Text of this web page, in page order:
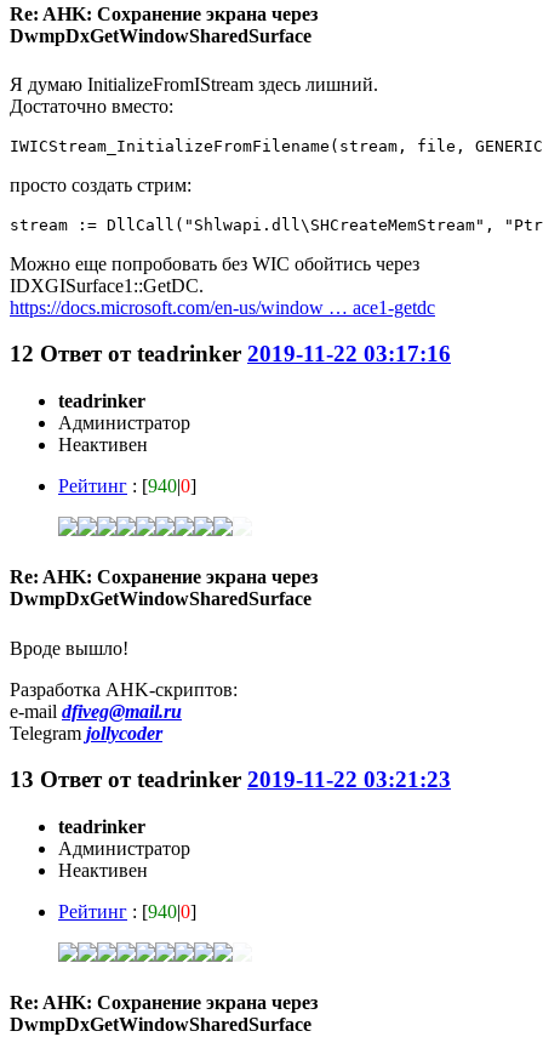
Re: AHK: Сохранение экрана через
DwmpDxGetWindowSharedSurface
Я думаю InitializeFromIStream здесь лишний.
Достаточно вместо:
IWICStream_InitializeFromFilename(stream, file,
просто создать стрим:
stream := DllCall("Shlwapi.dll\SHCreateMemStream",
Можно еще попробовать без WIC обойтись через
IDXGISurface1::GetDC.
https://docs.microsoft.com/en-us/window … ace1-getdc
12 Ответ отteadrinker 2019-11-22 03:17:16
teadrinker
Администратор
Неактивен
Рейтинг : [940|0]
Re: AHK: Сохранение экрана через
DwmpDxGetWindowSharedSurface
Вроде вышло!
Разработка AHK-скриптов:
e-mail dfiveg@mail.ru
Telegram jollycoder
13 Ответ отteadrinker 2019-11-22 03:21:23
teadrinker
Администратор
Неактивен
Рейтинг : [940|0]
Re: AHK: Сохранение экрана через
DwmpDxGetWindowSharedSurface